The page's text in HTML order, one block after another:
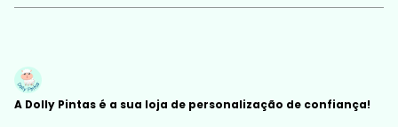
A Dolly Pintas é a sua loja de personalização de confiança!